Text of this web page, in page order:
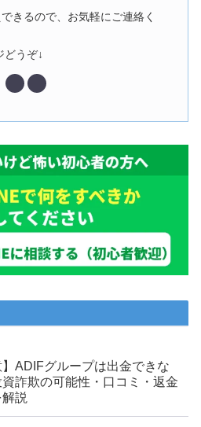
きるので、お気軽にご連絡く
どうぞ↓
】ADIFグループは出金できな
資詐欺の可能性・口コミ・返金
説